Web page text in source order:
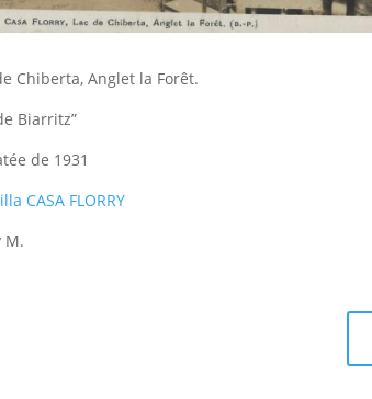
Chiberta, Anglet la Forêt.
Biarritz”
de 1931
CASA FLORRY
M.